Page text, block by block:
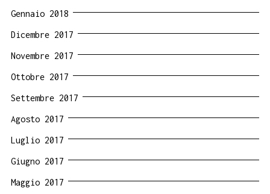
Gennaio 2018
Dicembre 2017
Novembre 2017
Ottobre 2017
Settembre 2017
Agosto 2017
Luglio 2017
Giugno 2017
Maggio 2017